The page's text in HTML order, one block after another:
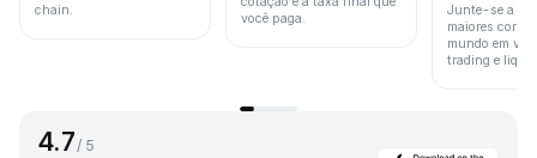
chain.
você paga.
Junte-se a
maiores
mundo em
trading e
4.7 / 5